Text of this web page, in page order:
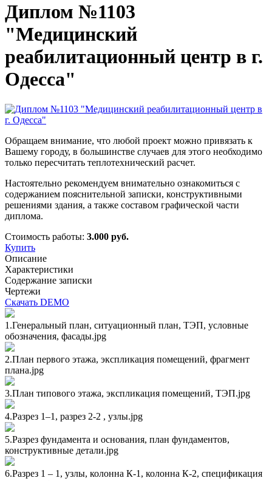
Диплом №1103
"Медицинский
реабилитационный центр в г.
Одесса"
Обращаем внимание, что любой проект можно привязать к
Вашему городу, в большинстве случаев для этого необходимо
только пересчитать теплотехнический расчет.
Настоятельно рекомендуем внимательно ознакомиться с
содержанием пояснительной записки, конструктивными
решениями здания, а также составом графической части
диплома.
Стоимость работы: 3.000 руб.
Купить
Описание
Характеристики
Содержание записки
Чертежи
Скачать DEMO
1.Генеральный план, ситуационный план, ТЭП, условные
обозначения, фасады.jpg
2.План первого этажа, экспликация помещений, фрагмент
плана.jpg
3.План типового этажа, экспликация помещений, ТЭП.jpg
4.Разрез 1–1, разрез 2-2 , узлы.jpg
5.Разрез фундамента и основания, план фундаментов,
конструктивные детали.jpg
6.Разрез 1 – 1, узлы, колонна К-1, колонна К-2, спецификация